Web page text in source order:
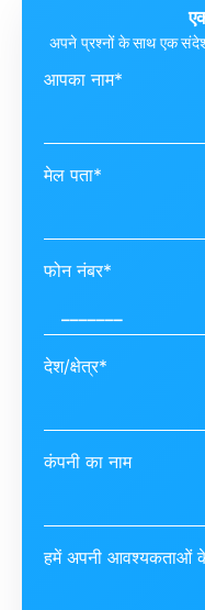
अपने प्रश्नों के साथ एक
आपका नाम*
मेल पता*
फोन नंबर*
देश/क्षेत्र*
कंपनी का नाम
हमें अपनी आवश्यकताओं के